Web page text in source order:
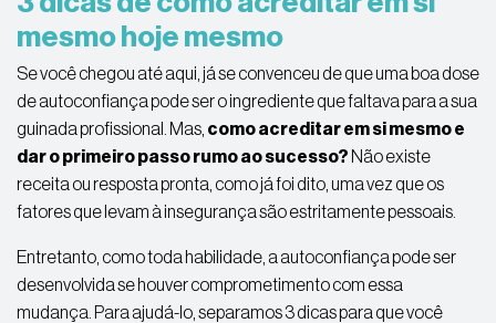
mesmo hoje mesmo
Se você chegou até aqui, já se convenceu de que uma boa dose
de autoconfiança pode ser o ingrediente que faltava para a sua
guinada profissional. Mas, como acreditar em si mesmo e
dar o primeiro passo rumo ao sucesso? Não existe
receita ou resposta pronta, como já foi dito, uma vez que os
fatores que levam à insegurança são estritamente pessoais.
Entretanto, como toda habilidade, a autoconfiança pode ser
desenvolvida se houver comprometimento com essa
mudança. Para ajudá-lo, separamos 3 dicas para que você